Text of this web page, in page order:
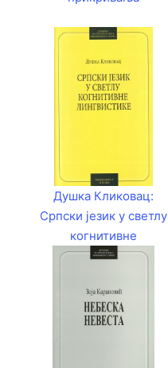
Душка Кликовац:
Српски језик у светлу
когнитивне
лингвистике